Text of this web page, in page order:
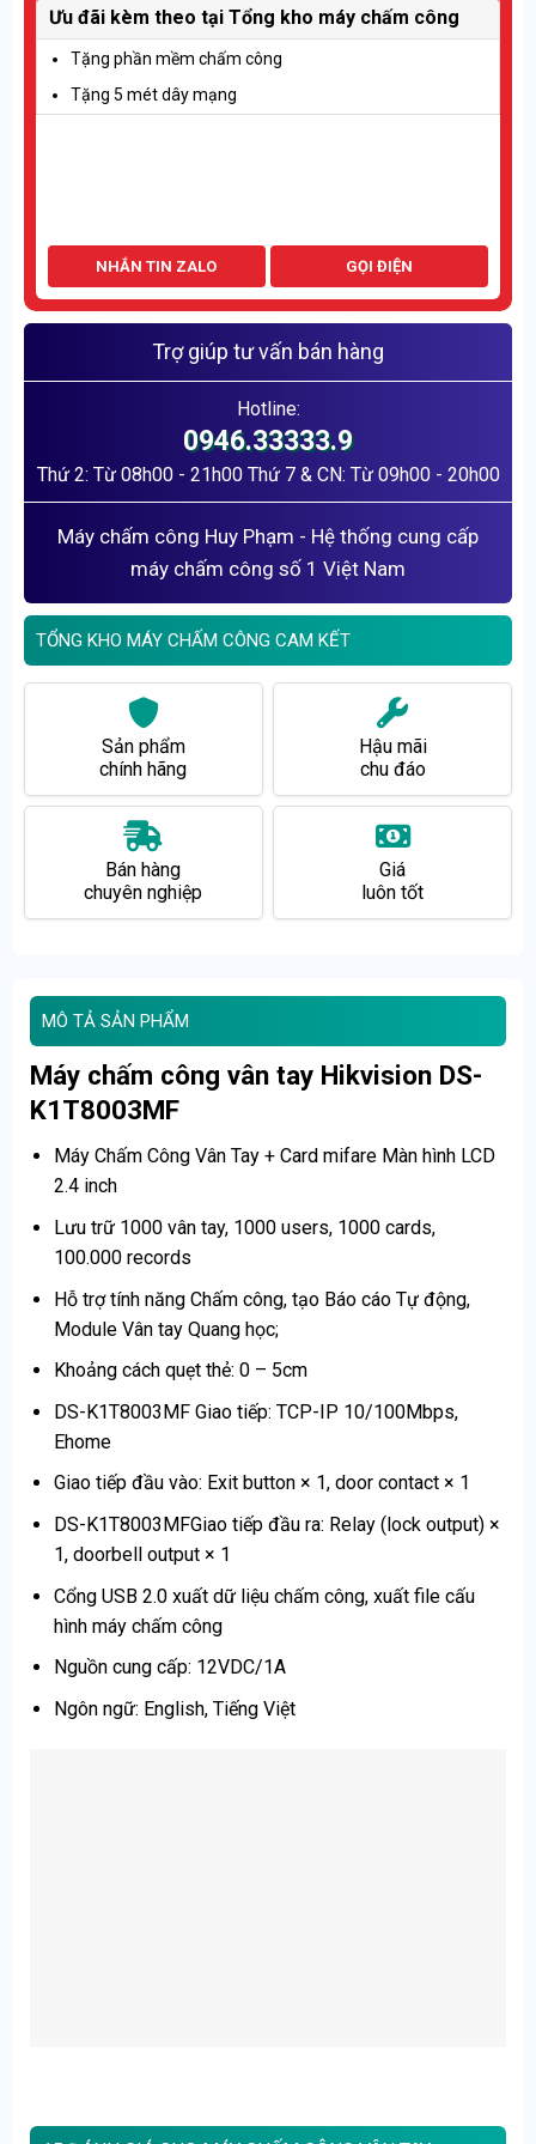
Ưu đãi kèm theo tại Tổng kho máy chấm công
Tặng phần mềm chấm công
Tặng 5 mét dây mạng
NHẮN TIN ZALO GỌI ĐIỆN
Trợ giúp tư vấn bán hàng
Hotline:
0946.33333.9
Thứ 2: Từ 08h00 - 21h00 Thứ 7 & CN: Từ 09h00 - 20h00
Máy chấm công Huy Phạm - Hệ thống cung cấp
máy chấm công số 1 Việt Nam
TỔNG KHO MÁY CHẤM CÔNG CAM KẾT
Sản phẩm
chính hãng
Hậu mãi
chu đáo
Bán hàng
chuyên nghiệp
Giá
luôn tốt
MÔ TẢ SẢN PHẨM
Máy chấm công vân tay Hikvision DS-
K1T8003MF
Máy Chấm Công Vân Tay + Card mifare Màn hình LCD
2.4 inch
Lưu trữ 1000 vân tay, 1000 users, 1000 cards,
100.000 records
Hỗ trợ tính năng Chấm công, tạo Báo cáo Tự động,
Module Vân tay Quang học;
Khoảng cách quẹt thẻ: 0 – 5cm
DS-K1T8003MF Giao tiếp: TCP-IP 10/100Mbps,
Ehome
Giao tiếp đầu vào: Exit button × 1, door contact × 1
DS-K1T8003MFGiao tiếp đầu ra: Relay (lock output) ×
1, doorbell output × 1
Cổng USB 2.0 xuất dữ liệu chấm công, xuất file cấu
hình máy chấm công
Nguồn cung cấp: 12VDC/1A
Ngôn ngữ: English, Tiếng Việt